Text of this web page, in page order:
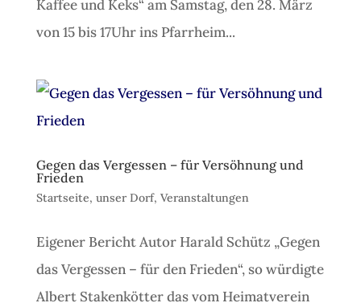
Kaffee und Keks“ am Samstag, den 28. März
von 15 bis 17Uhr ins Pfarrheim...
Gegen das Vergessen – für Versöhnung und
Frieden
Startseite, unser Dorf, Veranstaltungen
Eigener Bericht Autor Harald Schütz „Gegen
das Vergessen – für den Frieden“, so würdigte
Albert Stakenkötter das vom Heimatverein